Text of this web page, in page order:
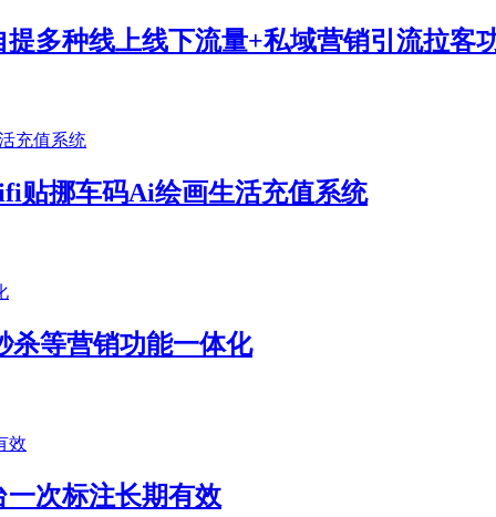
多种线上线下流量+私域营销引流拉客
贴挪车码Ai绘画生活充值系统
杀等营销功能一体化
次标注长期有效